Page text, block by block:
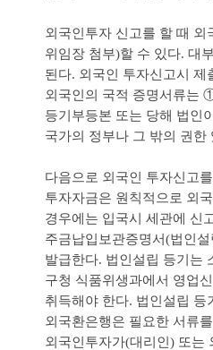
외국인투자 신고를 할 때
위임장 첨부)할 수 있다. 대
된다. 외국인 투자신고시
외국인의 국적 증명서류는
등기부등본 또는 당해 법인
국가의 정부나 그 밖의 권
다음으로 외국인 투자신고
투자자금은 원칙적으로 외
경우에는 입국시 세관에 신
주금납입보관증명서(법인
발급한다. 법인설립 등기는
구청 식품위생과에서 영업
취득해야 한다. 법인설립
외국환은행은 필요한 서류
외국인투자가(대리인) 또는